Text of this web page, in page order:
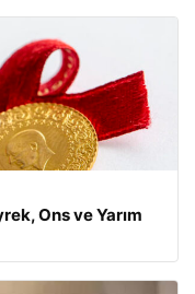
Ons ve Yarım